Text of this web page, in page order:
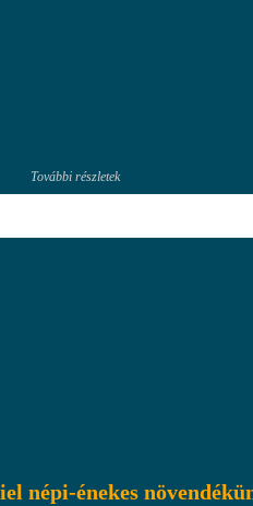
További részletek
népi-énekes